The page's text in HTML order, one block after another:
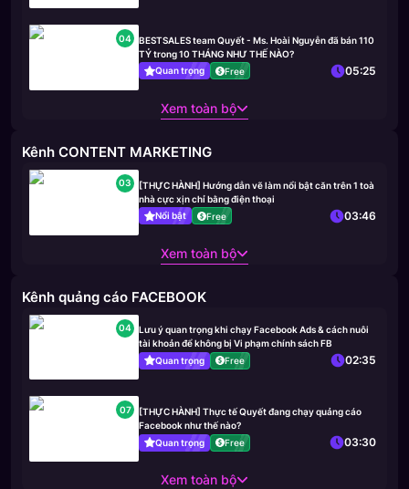
04
BESTSALES team Quyết - Ms. Hoài Nguyễn đã bán 110
TỶ trong 10 THÁNG NHƯ THẾ NÀO?
Quan trọng
Free 05:25
Xem toàn bộ
Kênh CONTENT MARKETING
03
[THỰC HÀNH] Hướng dẫn vẽ làm nổi bật căn trên 1 toà
nhà cực xịn chỉ bằng điện thoại
Nổi bật
Free 03:46
Xem toàn bộ
Kênh quảng cáo FACEBOOK
04
Lưu ý quan trọng khi chạy Facebook Ads & cách nuôi
tài khoản để không bị Vi phạm chính sách FB
Quan trọng
Free 02:35
07
[THỰC HÀNH] Thực tế Quyết đang chạy quảng cáo
Facebook như thế nào?
Quan trọng
Free 03:30
Xem toàn bộ